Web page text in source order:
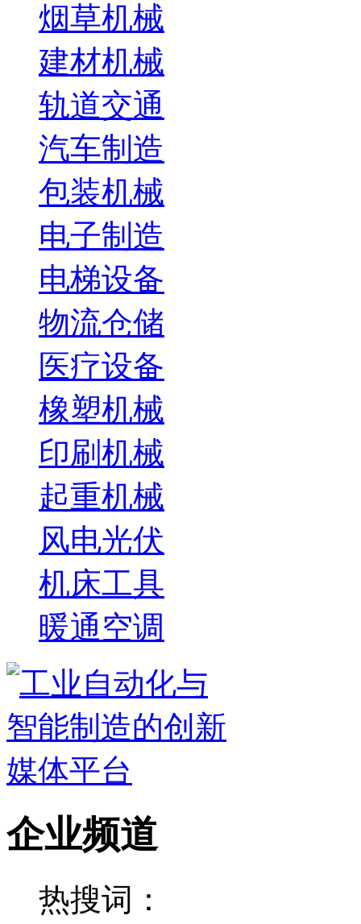
烟草机械
建材机械
轨道交通
汽车制造
包装机械
电子制造
电梯设备
物流仓储
医疗设备
橡塑机械
印刷机械
起重机械
风电光伏
机床工具
暖通空调
企业频道
热搜词：